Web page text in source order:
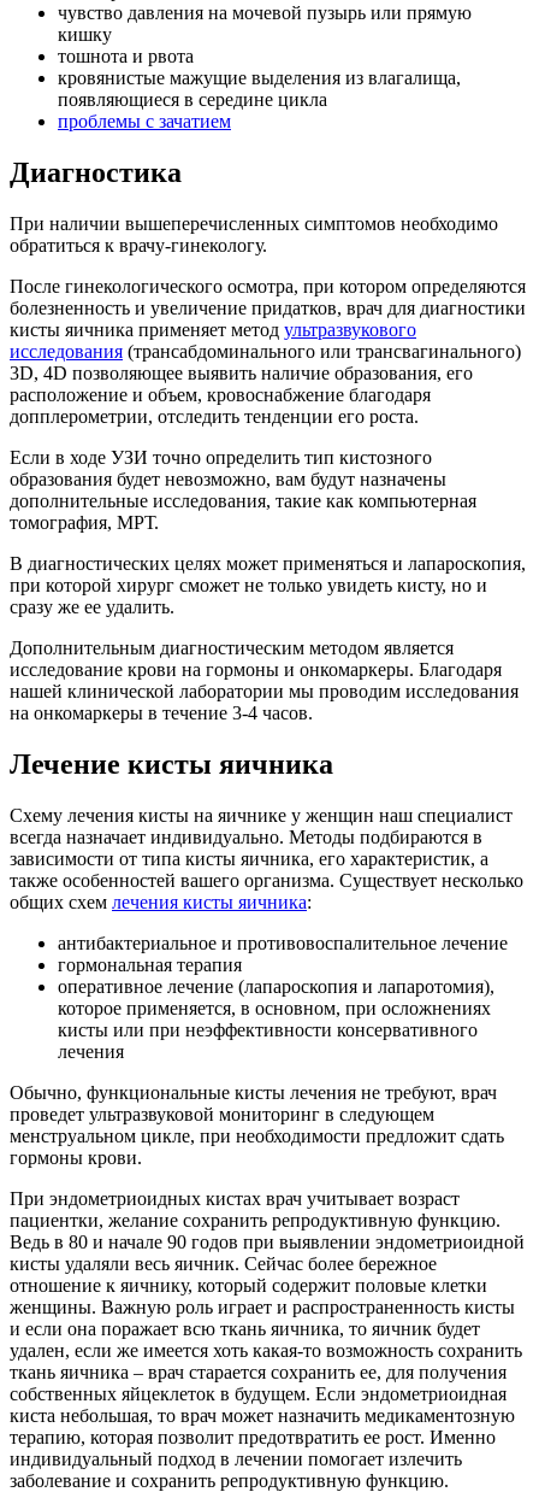
чувство давления на мочевой пузырь или прямую
кишку
тошнота и рвота
кровянистые мажущие выделения из влагалища,
появляющиеся в середине цикла
проблемы с зачатием
Диагностика
При наличии вышеперечисленных симптомов необходимо
обратиться к врачу-гинекологу.
После гинекологического осмотра, при котором определяются
болезненность и увеличение придатков, врач для диагностики
кисты яичника применяет метод ультразвукового
исследования (трансабдоминального или трансвагинального)
3D, 4D позволяющее выявить наличие образования, его
расположение и объем, кровоснабжение благодаря
допплерометрии, отследить тенденции его роста.
Если в ходе УЗИ точно определить тип кистозного
образования будет невозможно, вам будут назначены
дополнительные исследования, такие как компьютерная
томография, МРТ.
В диагностических целях может применяться и лапароскопия,
при которой хирург сможет не только увидеть кисту, но и
сразу же ее удалить.
Дополнительным диагностическим методом является
исследование крови на гормоны и онкомаркеры. Благодаря
нашей клинической лаборатории мы проводим исследования
на онкомаркеры в течение 3-4 часов.
Лечение кисты яичника
Схему лечения кисты на яичнике у женщин наш специалист
всегда назначает индивидуально. Методы подбираются в
зависимости от типа кисты яичника, его характеристик, а
также особенностей вашего организма. Существует несколько
общих схем лечения кисты яичника:
антибактериальное и противовоспалительное лечение
гормональная терапия
оперативное лечение (лапароскопия и лапаротомия),
которое применяется, в основном, при осложнениях
кисты или при неэффективности консервативного
лечения
Обычно, функциональные кисты лечения не требуют, врач
проведет ультразвуковой мониторинг в следующем
менструальном цикле, при необходимости предложит сдать
гормоны крови.
При эндометриоидных кистах врач учитывает возраст
пациентки, желание сохранить репродуктивную функцию.
Ведь в 80 и начале 90 годов при выявлении эндометриоидной
кисты удаляли весь яичник. Сейчас более бережное
отношение к яичнику, который содержит половые клетки
женщины. Важную роль играет и распространенность кисты
и если она поражает всю ткань яичника, то яичник будет
удален, если же имеется хоть какая-то возможность сохранить
ткань яичника – врач старается сохранить ее, для получения
собственных яйцеклеток в будущем. Если эндометриоидная
киста небольшая, то врач может назначить медикаментозную
терапию, которая позволит предотвратить ее рост. Именно
индивидуальный подход в лечении помогает излечить
заболевание и сохранить репродуктивную функцию.